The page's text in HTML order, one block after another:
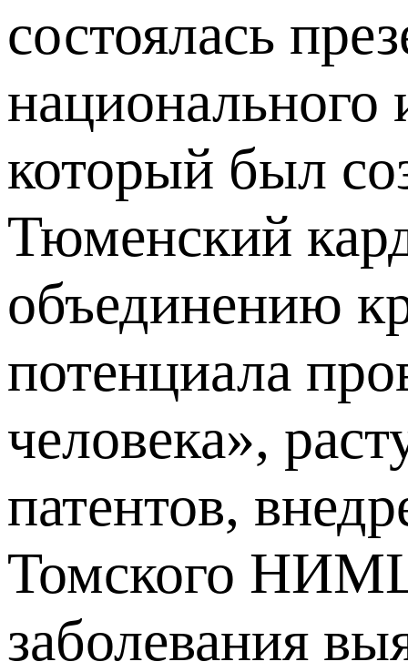
состоялась
национального
который был
Тюменский
объединению
потенциала
человека»,
патентов,
Томского НИМЦ
заболевания